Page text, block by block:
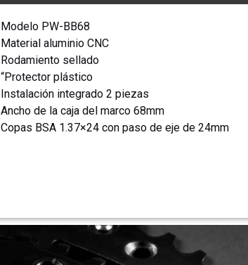
Modelo PW-BB68
Material aluminio CNC
Rodamiento sellado
“Protector plástico
Instalación integrado 2 piezas
Ancho de la caja del marco 68mm
Copas BSA 1.37×24 con paso de eje de 24mm